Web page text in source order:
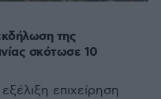
της
σκότωσε 10
επιχείρηση